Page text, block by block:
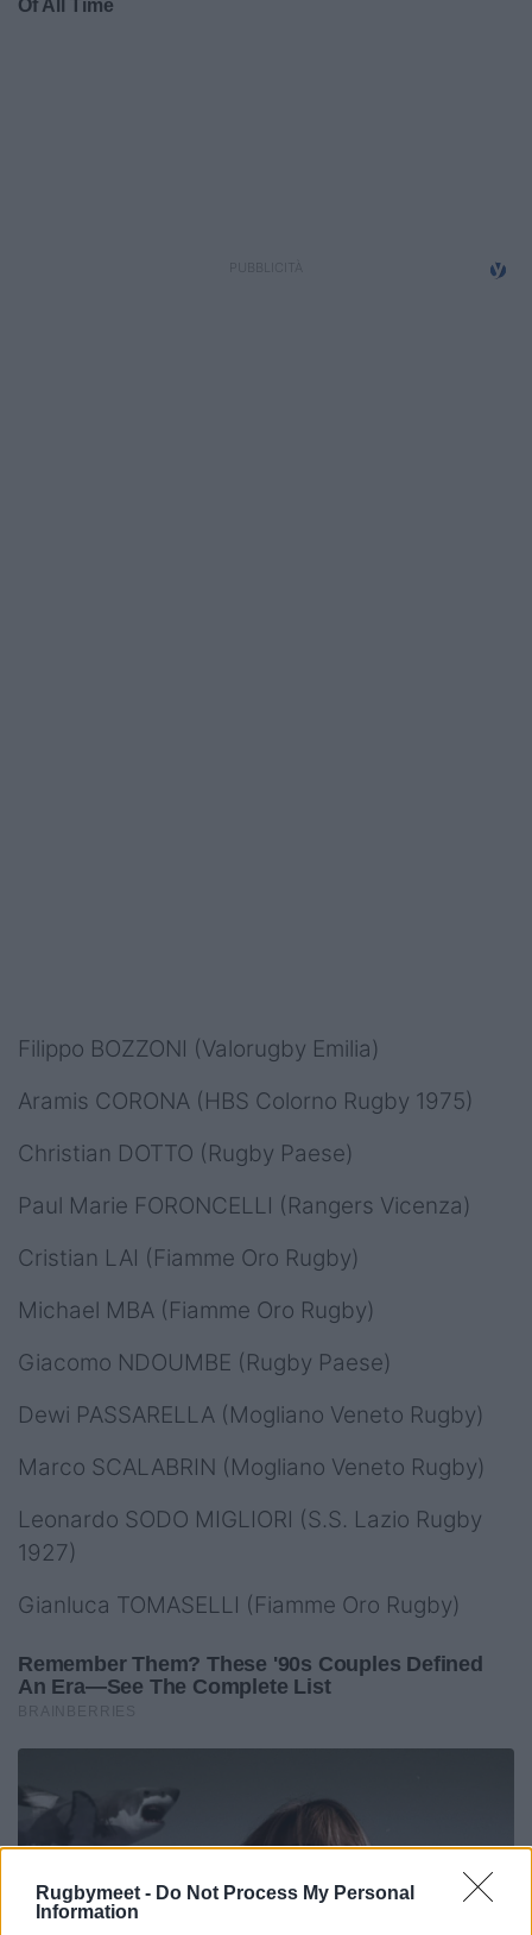
Rugbymeet - Do Not Process My Personal
Information
Filippo BOZZONI (Valorugby Emilia)
Aramis CORONA (HBS Colorno Rugby 1975)
Christian DOTTO (Rugby Paese)
Paul Marie FORONCELLI (Rangers Vicenza)
Cristian LAI (Fiamme Oro Rugby)
Michael MBA (Fiamme Oro Rugby)
Giacomo NDOUMBE (Rugby Paese)
Dewi PASSARELLA (Mogliano Veneto Rugby)
Marco SCALABRIN (Mogliano Veneto Rugby)
Leonardo SODO MIGLIORI (S.S. Lazio Rugby
1927)
Gianluca TOMASELLI (Fiamme Oro Rugby)